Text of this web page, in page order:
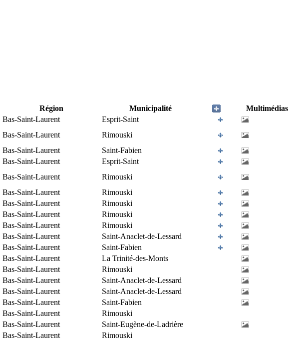
Région Municipalité
Multimédias
Bas-Saint-Laurent
Esprit-Saint
Bas-Saint-Laurent
Rimouski
Bas-Saint-Laurent
Saint-Fabien
Bas-Saint-Laurent
Esprit-Saint
Bas-Saint-Laurent
Rimouski
Bas-Saint-Laurent
Rimouski
Bas-Saint-Laurent
Rimouski
Bas-Saint-Laurent
Rimouski
Bas-Saint-Laurent
Rimouski
Bas-Saint-Laurent
Saint-Anaclet-de-Lessard
Bas-Saint-Laurent
Saint-Fabien
Bas-Saint-Laurent
La Trinité-des-Monts
Bas-Saint-Laurent
Rimouski
Bas-Saint-Laurent
Saint-Anaclet-de-Lessard
Bas-Saint-Laurent
Saint-Anaclet-de-Lessard
Bas-Saint-Laurent
Saint-Fabien
Bas-Saint-Laurent
Rimouski
Bas-Saint-Laurent
Saint-Eugène-de-Ladrière
Bas-Saint-Laurent
Rimouski